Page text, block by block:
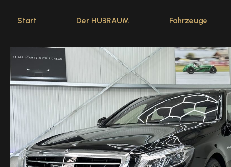
Start Der HUBRAUM Fahrzeuge